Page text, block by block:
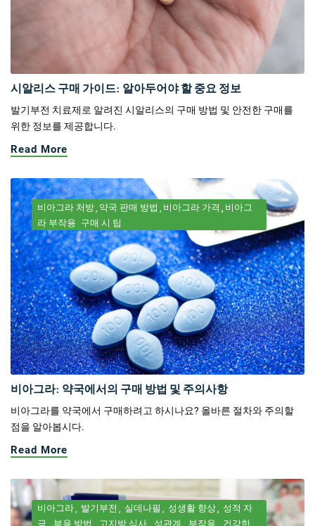
시알리스 구매 가이드: 알아두어야 할 중요 정보
발기부전 치료제로 알려진 시알리스의 구매 방법 및 안전한 구매를
위한 정보를 제공합니다.
Read More
비아그라 처방 약국 판매 방법 비아그라 가격
비아그
라 부작용 구매 시 팁
비아그라: 약국에서의 구매 방법 및 주의사항
비아그라를 약국에서 구매하려고 하시나요? 올바른 절차와 주의할
점을 알아봅시다.
Read More
비아그라 발기부전 실데나필 성생활 향상
성적 자
극
복용 방법 고지방 식사 성관계 부작용
건강한